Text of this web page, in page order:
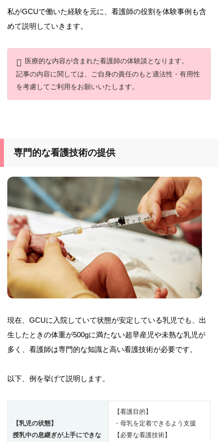
私がGCUで働いた経験を元に、看護師の役割を体験事例も含
めて説明していきます。
医療的な内容が含まれた看護師の体験談となります。
記事の内容に関しては、ご自身の責任のもと適法性・有用性
を考慮してご利用をお願いいたします。
専門的な看護技術の提供
現在、GCUに入院していて状態が安定している乳児でも、出
生したときの体重が500gに満たない超早産児や未熟な乳児が
多く、看護師は専門的な知識と高い看護技術が必要です。
以下、例を挙げて説明します。
【乳児の状態】
授乳中の息継ぎが上手にできな
【看護目的】
・母乳を定着できるよう支援
【必要な看護技術】